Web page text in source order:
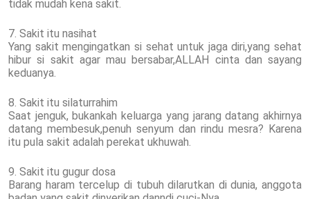
tidak mudah kena sakit.
7. Sakit itu nasihat
Yang sakit mengingatkan si sehat untuk jaga diri,yang sehat
hibur si sakit agar mau bersabar,ALLAH cinta dan sayang
keduanya.
8. Sakit itu silaturrahim
Saat jenguk, bukankah keluarga yang jarang datang akhirnya
datang membesuk,penuh senyum dan rindu mesra? Karena
itu pula sakit adalah perekat ukhuwah.
9. Sakit itu gugur dosa
Barang haram tercelup di tubuh dilarutkan di dunia, anggota